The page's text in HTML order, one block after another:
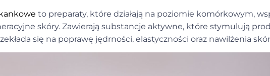
to preparaty, które działają na poziomie komórkowym,
skóry. Zawierają substancje aktywne, które stymulują
się na poprawę jędrności, elastyczności oraz nawilżenia